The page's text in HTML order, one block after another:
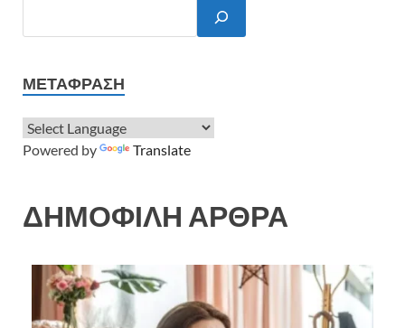
ΜΕΤΆΦΡΑΣΗ
Powered by Translate
ΔΗΜΟΦΙΛΗ ΑΡΘΡΑ